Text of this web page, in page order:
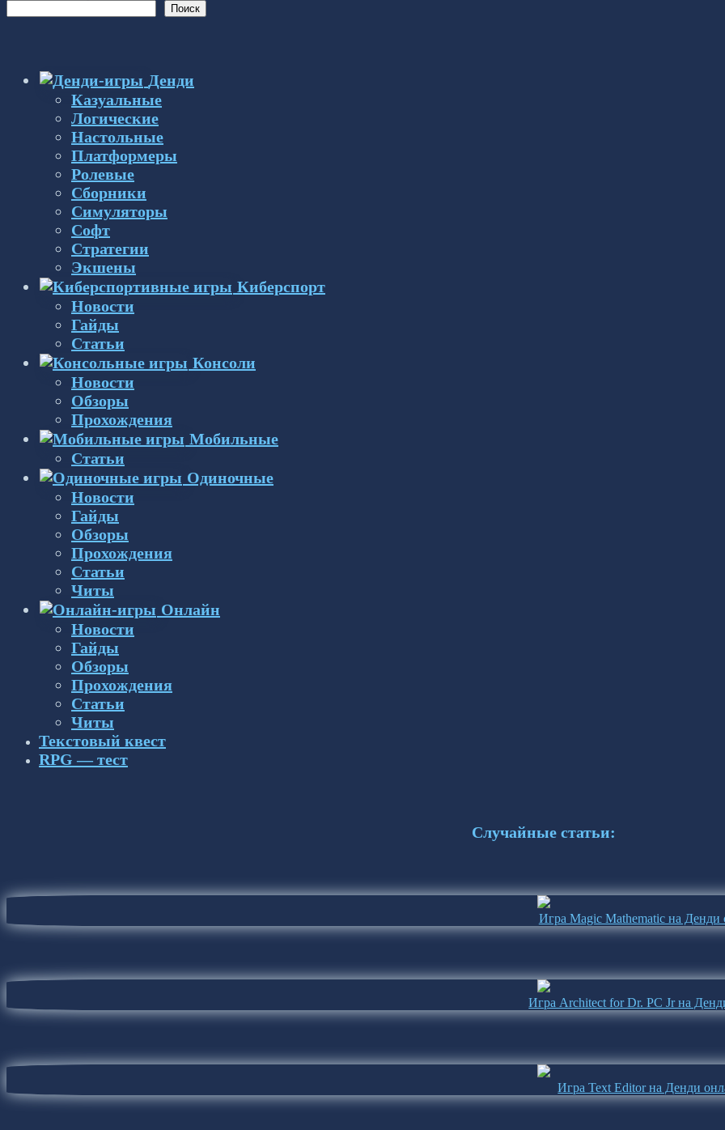
Поиск
Денди
Казуальные
Логические
Настольные
Платформеры
Ролевые
Сборники
Симуляторы
Софт
Стратегии
Экшены
Киберспорт
Новости
Гайды
Статьи
Консоли
Новости
Обзоры
Прохождения
Мобильные
Статьи
Одиночные
Новости
Гайды
Обзоры
Прохождения
Статьи
Читы
Онлайн
Новости
Гайды
Обзоры
Прохождения
Статьи
Читы
Текстовый квест
RPG — тест
Случайные статьи:
Игра Magic Mathematic на Денди
Игра Architect for Dr. PC Jr на
Игра Text Editor на Денди